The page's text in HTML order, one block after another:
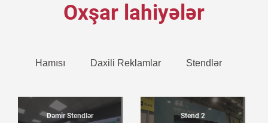
Oxşar lahiyələr
Hamısı Daxili Reklamlar Stendlər
Dəmir Stendlər Stend 2